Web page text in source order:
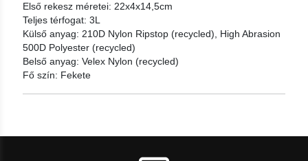
Első rekesz méretei: 22x4x14,5cm
Teljes térfogat: 3L
Külső anyag: 210D Nylon Ripstop (recycled), High Abrasion
500D Polyester (recycled)
Belső anyag: Velex Nylon (recycled)
Fő szín: Fekete